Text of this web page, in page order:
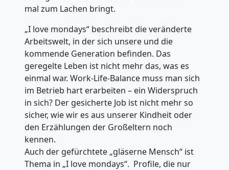
mal zum Lachen bringt.
„I love mondays“ beschreibt die veränderte
Arbeitswelt, in der sich unsere und die
kommende Generation befinden. Das
geregelte Leben ist nicht mehr das, was es
einmal war. Work-Life-Balance muss man sich
im Betrieb hart erarbeiten – ein Widerspruch
in sich? Der gesicherte Job ist nicht mehr so
sicher, wie wir es aus unserer Kindheit oder
den Erzählungen der Großeltern noch
kennen.
Auch der gefürchtete „gläserne Mensch“ ist
Thema in „I love mondays“. Profile, die nur